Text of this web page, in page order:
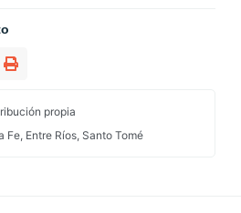
propia
Fe, Entre Ríos, Santo Tomé